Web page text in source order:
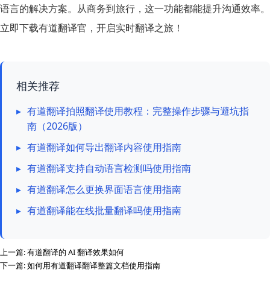
语言的解决方案。从商务到旅行，这一功能都能提升沟通效率。
立即下载有道翻译官 ，开启实时翻译之旅！
相关推荐
▸ 有道翻译拍照翻译使用教程：完整操作步骤与避坑指
南（2026版）
▸ 有道翻译如何导出翻译内容使用指南
▸ 有道翻译支持自动语言检测吗使用指南
▸ 有道翻译怎么更换界面语言使用指南
▸ 有道翻译能在线批量翻译吗使用指南
上一篇:有道翻译的 AI 翻译效果如何
下一篇:如何用有道翻译翻译整篇文档使用指南